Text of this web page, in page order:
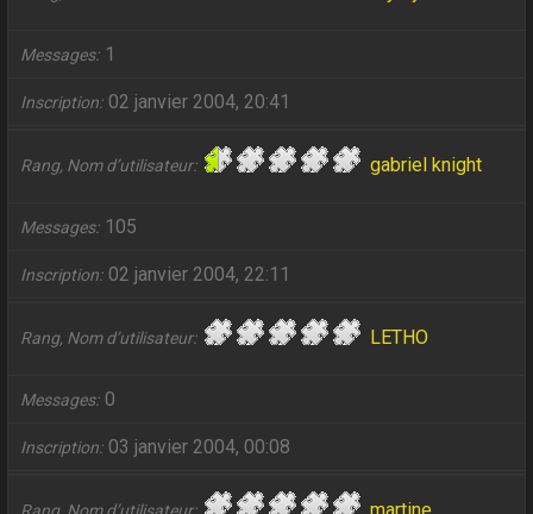
Messages 1
Inscription 02 janvier 2004, 20:41
Rang, Nom d’utilisateur gabriel knight
Messages 105
Inscription 02 janvier 2004, 22:11
Rang, Nom d’utilisateur LETHO
Messages 0
Inscription 03 janvier 2004, 00:08